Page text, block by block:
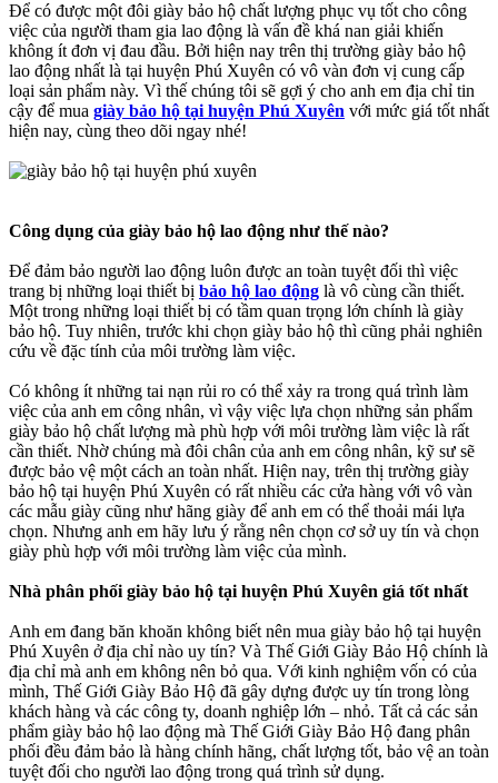
Để có được một đôi giày bảo hộ chất lượng phục vụ tốt cho công
việc của người tham gia lao động là vấn đề khá nan giải khiến
không ít đơn vị đau đầu. Bởi hiện nay trên thị trường giày bảo hộ
lao động nhất là tại huyện Phú Xuyên có vô vàn đơn vị cung cấp
loại sản phẩm này. Vì thế chúng tôi sẽ gợi ý cho anh em địa chỉ tin
cậy để mua giày bảo hộ tại huyện Phú Xuyên với mức giá tốt nhất
hiện nay, cùng theo dõi ngay nhé!
Công dụng của giày bảo hộ lao động như thế nào?
Để đảm bảo người lao động luôn được an toàn tuyệt đối thì việc
trang bị những loại thiết bị bảo hộ lao động là vô cùng cần thiết.
Một trong những loại thiết bị có tầm quan trọng lớn chính là giày
bảo hộ. Tuy nhiên, trước khi chọn giày bảo hộ thì cũng phải nghiên
cứu về đặc tính của môi trường làm việc.
Có không ít những tai nạn rủi ro có thể xảy ra trong quá trình làm
việc của anh em công nhân, vì vậy việc lựa chọn những sản phẩm
giày bảo hộ chất lượng mà phù hợp với môi trường làm việc là rất
cần thiết. Nhờ chúng mà đôi chân của anh em công nhân, kỹ sư sẽ
được bảo vệ một cách an toàn nhất. Hiện nay, trên thị trường giày
bảo hộ tại huyện Phú Xuyên có rất nhiều các cửa hàng với vô vàn
các mẫu giày cũng như hãng giày để anh em có thể thoải mái lựa
chọn. Nhưng anh em hãy lưu ý rằng nên chọn cơ sở uy tín và chọn
giày phù hợp với môi trường làm việc của mình.
Nhà phân phối giày bảo hộ tại huyện Phú Xuyên giá tốt nhất
Anh em đang băn khoăn không biết nên mua giày bảo hộ tại huyện
Phú Xuyên ở địa chỉ nào uy tín? Và Thế Giới Giày Bảo Hộ chính là
địa chỉ mà anh em không nên bỏ qua. Với kinh nghiệm vốn có của
mình, Thế Giới Giày Bảo Hộ đã gây dựng được uy tín trong lòng
khách hàng và các công ty, doanh nghiệp lớn – nhỏ. Tất cả các sản
phẩm giày bảo hộ lao động mà Thế Giới Giày Bảo Hộ đang phân
phối đều đảm bảo là hàng chính hãng, chất lượng tốt, bảo vệ an toàn
tuyệt đối cho người lao động trong quá trình sử dụng.